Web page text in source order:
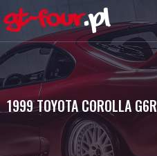
1999 TOYOTA COROLLA G6R